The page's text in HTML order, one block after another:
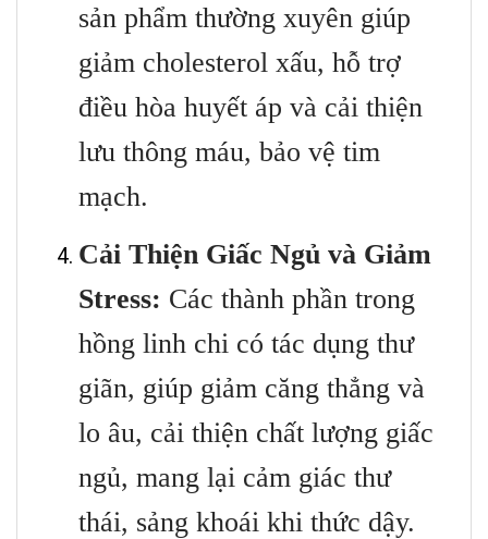
sản phẩm thường xuyên giúp
giảm cholesterol xấu, hỗ trợ
điều hòa huyết áp và cải thiện
lưu thông máu, bảo vệ tim
mạch.
Cải Thiện Giấc Ngủ và Giảm
Stress: Các thành phần trong
hồng linh chi có tác dụng thư
giãn, giúp giảm căng thẳng và
lo âu, cải thiện chất lượng giấc
ngủ, mang lại cảm giác thư
thái, sảng khoái khi thức dậy.